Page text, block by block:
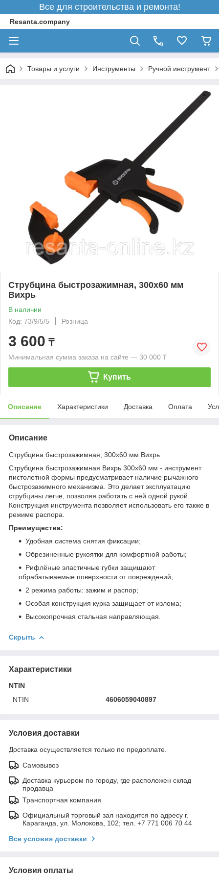
Все для строительства и ремонта!
Resanta.company
Товары и услуги Инструменты Ручной инструмент
Струбцина быстрозажимная, 300х60 мм
Вихрь
В наличии
Код: 73/9/5/5
Розница
3 600 ₸
Минимальная сумма заказа на сайте — 30 000 ₸
Купить
Описание Характеристики Доставка Оплата
Описание
Струбцина быстрозажимная, 300х60 мм Вихрь
Струбцина быстрозажимная Вихрь 300х60 мм - инструмент
пистолетной формы предусматривает наличие рычажного
быстрозажимного механизма. Это делает эксплуатацию
струбцины легче, позволяя работать с ней одной рукой.
Конструкция инструмента позволяет использовать его также в
режиме распора.
Преимущества:
Удобная система снятия фиксации;
Обрезиненные рукоятки для комфортной работы;
Рифлёные эластичные губки защищают
обрабатываемые поверхности от повреждений;
2 режима работы: зажим и распор;
Особая конструкция курка защищает от излома;
Высокопрочная стальная направляющая.
Скрыть
Характеристики
NTIN
NTIN
4606059040897
Условия доставки
Доставка осуществляется только по предоплате.
Самовывоз
Доставка курьером по городу, где расположен склад
продавца
Транспортная компания
Официальный торговый зал находится по адресу г.
Караганда, ул. Молокова, 102; тел. +7 771 006 70 44
Все условия доставки
Условия оплаты